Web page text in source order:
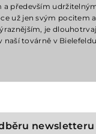
a především
už jen svým pocitem
je
naší továrně v